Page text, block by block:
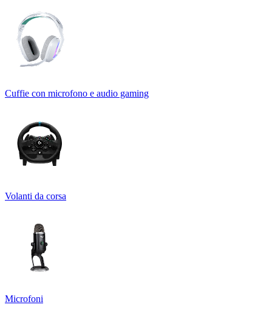
Cuffie con microfono e audio gaming
Volanti da corsa
Microfoni